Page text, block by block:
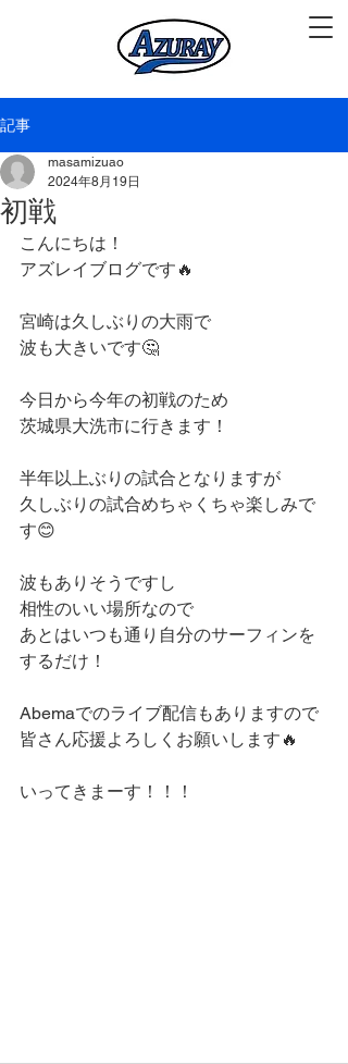
記事
初戦
masamizuao
2024年8月19日
こんにちは！
アズレイブログです🔥
宮崎は久しぶりの大雨で
波も大きいです🤔
今日から今年の初戦のため
茨城県大洗市に行きます！
半年以上ぶりの試合となりますが
久しぶりの試合めちゃくちゃ楽しみで
す😊
波もありそうですし
相性のいい場所なので
あとはいつも通り自分のサーフィンを
するだけ！
Abemaでのライブ配信もありますので
皆さん応援よろしくお願いします🔥
いってきまーす！！！